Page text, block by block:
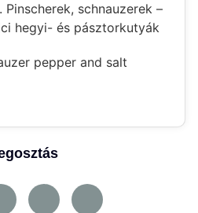
Pinscherek, schnauzerek –
hegyi- és pásztorkutyák
pepper and salt